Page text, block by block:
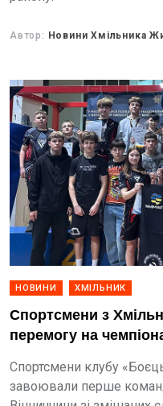
Автор: Новини Хмільника
НОВИНИ ХМІЛЬНИК
Спортсмени з
перемогу на
Спортсмени клубу
завоювали перше